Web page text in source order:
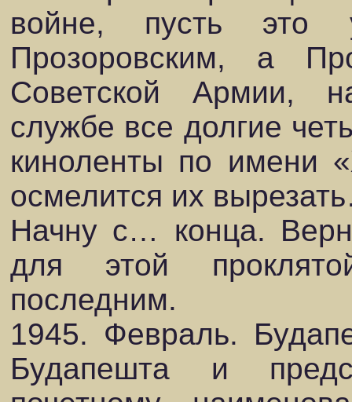
войне, пусть это
Прозоровским, а
Советской Армии,
службе все долгие
киноленты по имени
осмелится их
Начну с… конца.
для этой
последним.
1945. Февраль.
Будапешта и